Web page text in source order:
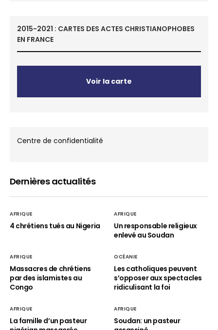
2015-2021 : CARTES DES ACTES CHRISTIANOPHOBES
EN FRANCE
Voir la carte
Centre de confidentialité
Dernières actualités
AFRIQUE
4 chrétiens tués au Nigeria
AFRIQUE
Un responsable religieux
enlevé au Soudan
AFRIQUE
Massacres de chrétiens
par des islamistes au
Congo
OCÉANIE
Les catholiques peuvent
s’opposer aux spectacles
ridiculisant la foi
AFRIQUE
La famille d’un pasteur
AFRIQUE
Soudan: un pasteur